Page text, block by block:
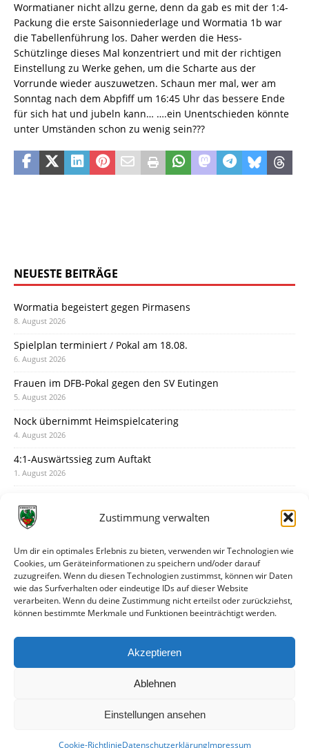
Zustimmung verwalten
Um dir ein optimales Erlebnis zu bieten, verwenden wir Technologien wie
Cookies, um Geräteinformationen zu speichern und/oder darauf
zuzugreifen. Wenn du diesen Technologien zustimmst, können wir Daten
wie das Surfverhalten oder eindeutige IDs auf dieser Website
verarbeiten. Wenn du deine Zustimmung nicht erteilst oder zurückziehst,
können bestimmte Merkmale und Funktionen beeinträchtigt werden.
Akzeptieren
Ablehnen
Einstellungen ansehen
Cookie-RichtlinieDatenschutzerklärungImpressum
Wormatianer nicht allzu gerne, denn da gab es mit der 1:4-
Packung die erste Saisonniederlage und Wormatia 1b war
die Tabellenführung los. Daher werden die Hess-
Schützlinge dieses Mal konzentriert und mit der richtigen
Einstellung zu Werke gehen, um die Scharte aus der
Vorrunde wieder auszuwetzen. Schaun mer mal, wer am
Sonntag nach dem Abpfiff um 16:45 Uhr das bessere Ende
für sich hat und jubeln kann… ….ein Unentschieden könnte
unter Umständen schon zu wenig sein???
NEUESTE BEITRÄGE
Wormatia begeistert gegen Pirmasens
8. August 2026
Spielplan terminiert / Pokal am 18.08.
6. August 2026
Frauen im DFB-Pokal gegen den SV Eutingen
5. August 2026
Nock übernimmt Heimspielcatering
4. August 2026
4:1-Auswärtssieg zum Auftakt
1. August 2026
31. Juli 2026
30. Juli 2026
Deine Spielminute: 89+1
28. Juli 2026
Neuer Rückensponsor
Neue Podcast-Folge: So tickt Björn!
27. Juli 2026